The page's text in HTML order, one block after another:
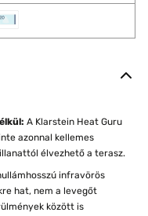
A Klarstein Heat Guru
azonnal kellemes
élvezhető a terasz.
infravörös
hat, nem a levegőt
között is